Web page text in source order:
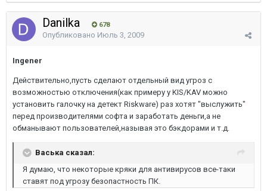
Danilka 678
Опубликовано Июль 3, 2009
Ingener
Действительно,пусть сделают отдельный вид угроз с
возможностью отключения(как примеру у KIS/KAV можно
установить галочку на детект Riskware) раз хотят "выслужить"
перед производителями софта и заработать деньги,а не
обманывают пользователей,называя это бэкдорами и т.д.
Васька сказал:
Я думаю, что некоторые кряки для антивирусов все-таки
ставят под угрозу безопастность ПК.